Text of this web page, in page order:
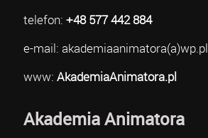
telefon: +48 577 442 884
e-mail: akademiaanimatora(a)wp.pl
www: AkademiaAnimatora.pl
Akademia Animatora